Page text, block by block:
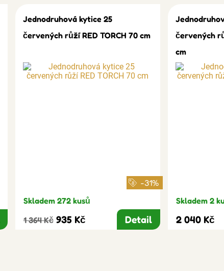
Jednodruhová kytice 25
červených růží RED TORCH 70 cm
-31%
Skladem 272 kusů
1 364 Kč 935 Kč Detail
červených
cm
Skladem 2
2 040 Kč